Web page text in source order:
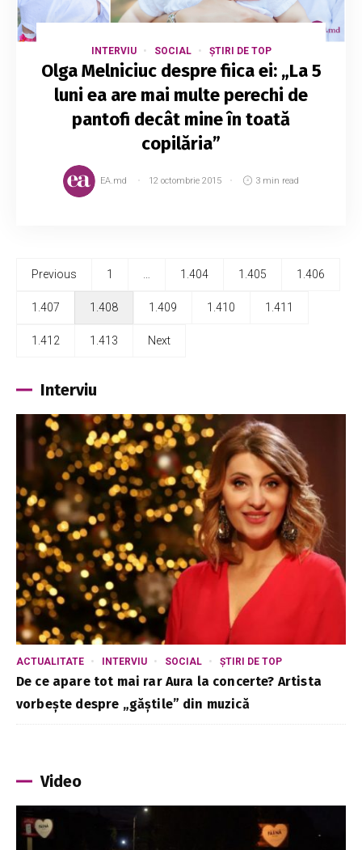
INTERVIU SOCIAL ȘTIRI DE TOP
Olga Melniciuc despre fiica ei: „La 5
luni ea are mai multe perechi de
pantofi decât mine în toată
copilăria”
EA.md 12 octombrie 2015 3 min read
Previous 1 1.404 1.405 1.406
1.407 1.408 1.409 1.410 1.411
1.412 1.413 Next
Interviu
ACTUALITATE INTERVIU SOCIAL ȘTIRI DE TOP
De ce apare tot mai rar Aura la concerte? Artista
vorbește despre „găștile” din muzică
Video